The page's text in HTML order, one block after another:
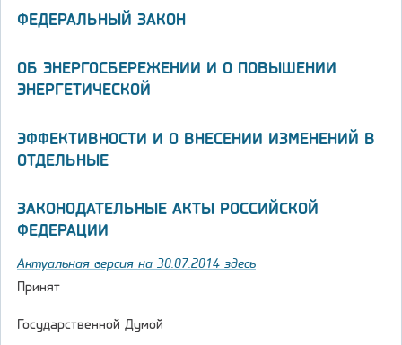
ФЕДЕРАЛЬНЫЙ ЗАКОН
ОБ ЭНЕРГОСБЕРЕЖЕНИИ И О ПОВЫШЕНИИ
ЭНЕРГЕТИЧЕСКОЙ
ЭФФЕКТИВНОСТИ И О ВНЕСЕНИИ ИЗМЕНЕНИЙ В
ОТДЕЛЬНЫЕ
ЗАКОНОДАТЕЛЬНЫЕ АКТЫ РОССИЙСКОЙ
ФЕДЕРАЦИИ
Актуальная версия на 30.07.2014 здесь
Принят
Государственной Думой